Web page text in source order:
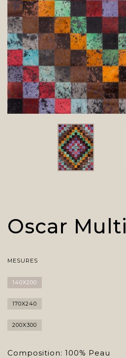
Oscar Multi
MESURES
140X200
170X240
200X300
Composition: 100% Peau